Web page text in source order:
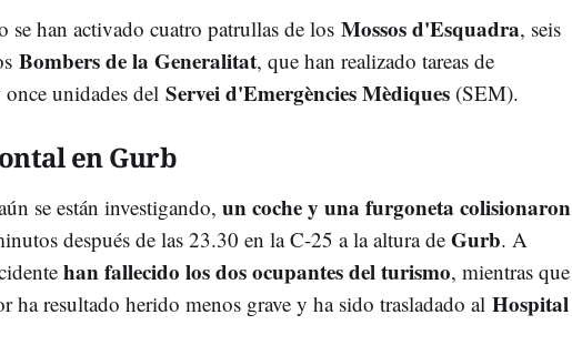
se han activado cuatro patrullas de los Mossos d'Esquadra, seis
Bombers de la Generalitat, que han realizado tareas de
unidades del Servei d'Emergències Mèdiques (SEM).
en Gurb
se están investigando, un coche y una furgoneta colisionaron
después de las 23.30 en la C-25 a la altura de Gurb. A
han fallecido los dos ocupantes del turismo, mientras que
ha resultado herido menos grave y ha sido trasladado al Hospital